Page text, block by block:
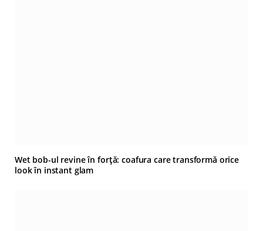
Wet bob-ul revine în forță: coafura care transformă orice
look în instant glam